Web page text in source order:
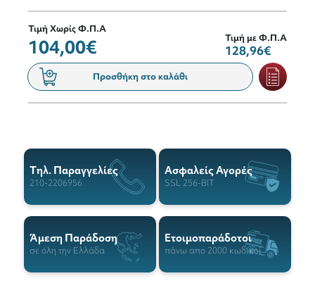
Τιμή Χωρίς Φ.Π.Α
104,00€ Τιμή με Φ.Π.Α
128,96€
Προσθήκη στο καλάθι
Tηλ. Παραγγελίες
210-2206956
Ασφαλείς Αγορές
SSL 256-BIT
Άμεση Παράδοση
σε όλη την Ελλάδα
Ετοιμοπαράδοτοι
πάνω απο 2000 κωδικοί